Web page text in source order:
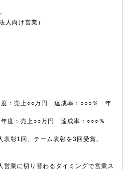
人向け営業）
：売上○○万円 達成率：○○○％ 年
度：売上○○万円 達成率：○○○％
表彰1回、チーム表彰を3回受賞。
営業に切り替わるタイミングで営業ス